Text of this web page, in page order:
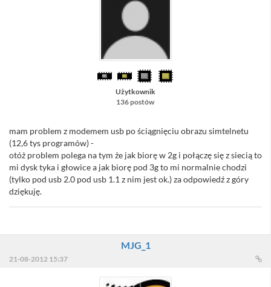
Użytkownik
136 postów
mam problem z modemem usb po ściągnięciu obrazu simtelnetu
(12,6 tys programów) -
otóż problem polega na tym że jak biorę w 2g i połączę się z siecią to
mi dysk tyka i głowice a jak biorę pod 3g to mi normalnie chodzi
(tylko pod usb 2.0 pod usb 1.1 z nim jest ok.) za odpowiedź z góry
dziękuję.
MJG_1
21-08-2012 15:37